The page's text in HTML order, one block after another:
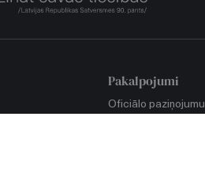
Pakalpojumi
Oficiālo paziņojumu